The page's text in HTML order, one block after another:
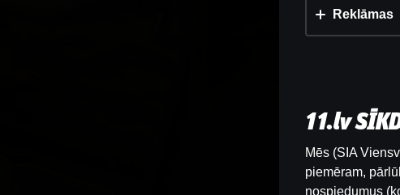
Reklāmas
11.lv
Mēs (SIA
piemēram,
nospiedumus